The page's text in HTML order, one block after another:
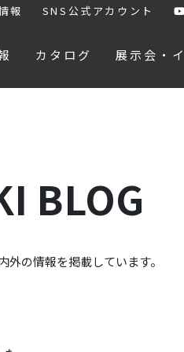
報 SNS公式アカウント
カタログ 展示会・
BLOG
の情報を掲載しています。